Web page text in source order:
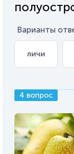
Варианты
личи
4 вопрос